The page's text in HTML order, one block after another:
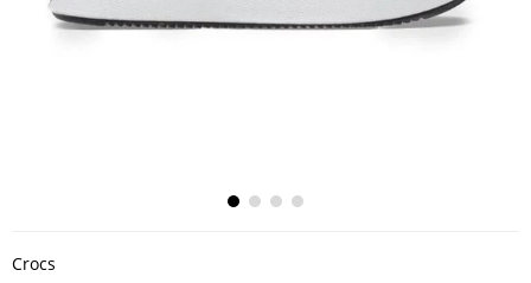
Crocs